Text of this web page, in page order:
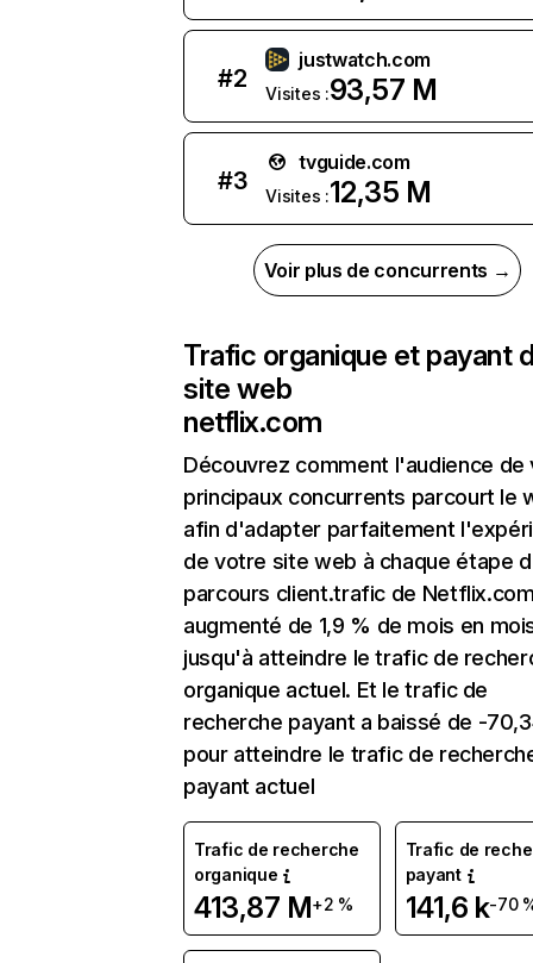
#2
justwatch.com
Visites :93,57 M
#3
tvguide.com
Visites :12,35 M
Voir plus de concurrents →
Trafic organique et payant
site web
netflix.com
Découvrez comment l'audience de
principaux concurrents parcourt le
afin d'adapter parfaitement
de votre site web à chaque étape
parcours client.trafic de
augmenté de 1,9 % de mois en
jusqu'à atteindre le trafic de
organique actuel. Et le trafic de
recherche payant a baissé de -
pour atteindre le trafic de
payant actuel
Trafic de recherche
organique
413,87 M+2 %
Trafic de
payant
141,6 k-70